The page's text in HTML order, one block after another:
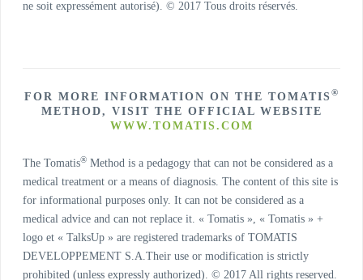
ne soit expressément autorisé). © 2017 Tous droits réservés.
FOR MORE INFORMATION ON THE TOMATIS®
METHOD, VISIT THE OFFICIAL WEBSITE
WWW.TOMATIS.COM
The Tomatis®Method is a pedagogy that can not be considered as a
medical treatment or a means of diagnosis. The content of this site is
for informational purposes only. It can not be considered as a
medical advice and can not replace it. « Tomatis », « Tomatis » +
logo et « TalksUp » are registered trademarks of TOMATIS
DEVELOPPEMENT S.A.Their use or modification is strictly
prohibited (unless expressly authorized). © 2017 All rights reserved.